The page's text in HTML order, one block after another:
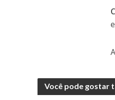
Você pode gostar